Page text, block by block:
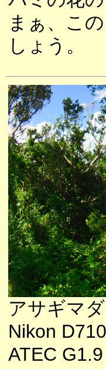
まぁ、こ
しょう。
アサギマ
Nikon
ATEC